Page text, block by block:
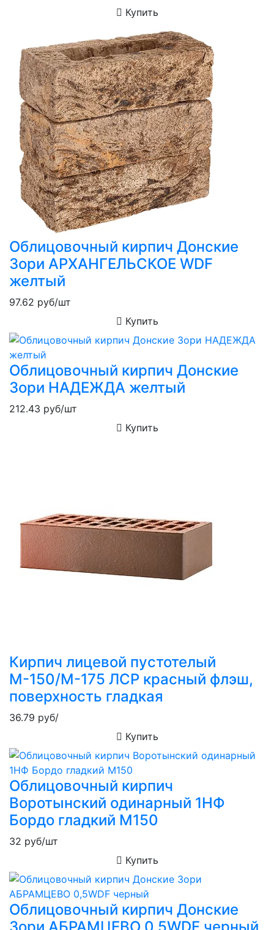
Купить
Облицовочный кирпич Донские
Зори АРХАНГЕЛЬСКОЕ WDF
желтый
97.62 руб/шт
Купить
Облицовочный кирпич Донские
Зори НАДЕЖДА желтый
212.43 руб/шт
Купить
Кирпич лицевой пустотелый
М-150/М-175 ЛСР красный флэш,
поверхность гладкая
36.79 руб/
Купить
Облицовочный кирпич
Воротынский одинарный 1НФ
Бордо гладкий М150
32 руб/шт
Купить
Облицовочный кирпич Донские